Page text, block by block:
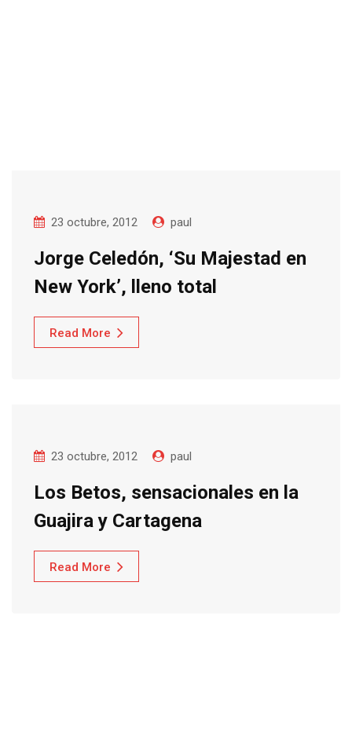
23 octubre, 2012 paul
Jorge Celedón, ‘Su Majestad en
New York’, lleno total
Read More
23 octubre, 2012 paul
Los Betos, sensacionales en la
Guajira y Cartagena
Read More